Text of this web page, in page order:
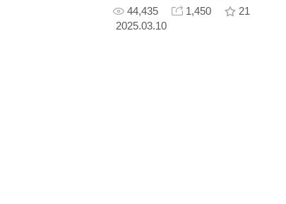
44,435 1,450
21
2025.03.10